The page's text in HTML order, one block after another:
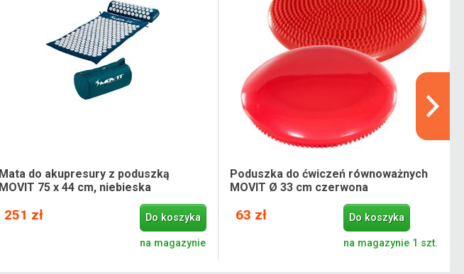
Mata do akupresury z poduszką
MOVIT 75 x 44 cm, niebieska
251 zł Do koszyka
na magazynie
Poduszka do ćwiczeń równoważnych
MOVIT Ø 33 cm czerwona
63 zł Do koszyka
na magazynie 1 szt.